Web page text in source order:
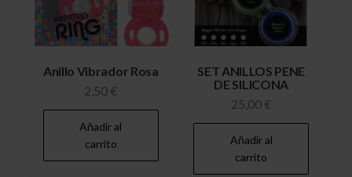
Anillo Vibrador Rosa
2,50 €
Añadir al
carrito
SET ANILLOS PENE
DE SILICONA
25,00 €
Añadir al
carrito